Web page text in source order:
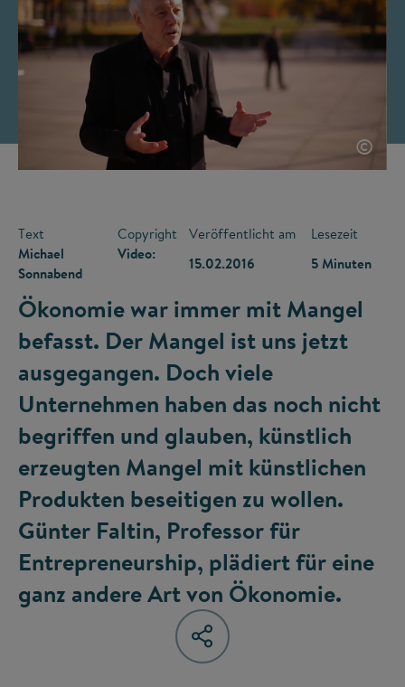
©
Text
Michael
Sonnabend
Copyright
Video:
Veröffentlicht am
15.02.2016
Lesezeit
5 Minuten
Ökonomie war immer mit Mangel
befasst. Der Mangel ist uns jetzt
ausgegangen. Doch viele
Unternehmen haben das noch nicht
begriffen und glauben, künstlich
erzeugten Mangel mit künstlichen
Produkten beseitigen zu wollen.
Günter Faltin, Professor für
Entrepreneurship, plädiert für eine
ganz andere Art von Ökonomie.